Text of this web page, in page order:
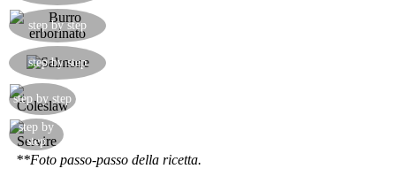
step by step
step by step
step by step
step by
step
**Foto passo-passo della ricetta.